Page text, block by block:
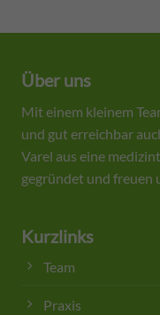
Über uns
Mit einem kleinem
und gut erreichbar
Varel aus eine
gegründet und freuen
Kurzlinks
Team
Praxis